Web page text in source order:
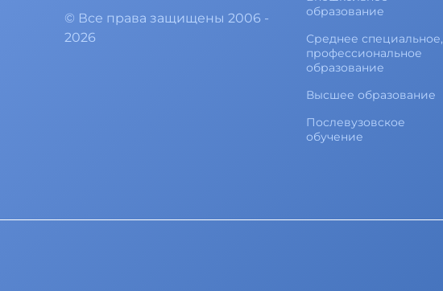
© Все права защищены 2006 -
2026
образование
Среднее специальное,
профессиональное
образование
Высшее образование
Послевузовское
обучение